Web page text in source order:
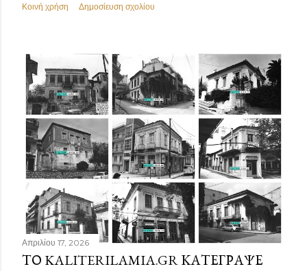
Κοινή χρήση Δημοσίευση σχολίου
Απριλίου 17, 2026
ΤΟ KALITERILAMIA.GR ΚΑΤΈΓΡΑΨΕ